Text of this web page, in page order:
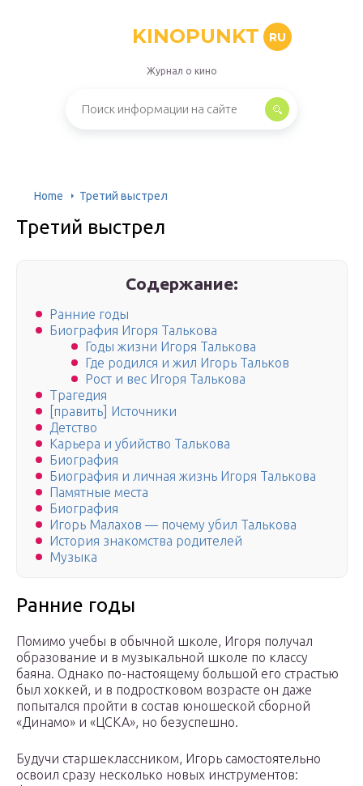
KINOPUNKT RU
Журнал о кино
Home Третий выстрел
Третий выстрел
Содержание:
Ранние годы
Биография Игоря Талькова
Годы жизни Игоря Талькова
Где родился и жил Игорь Тальков
Рост и вес Игоря Талькова
Трагедия
[править] Источники
Детство
Карьера и убийство Талькова
Биография
Биография и личная жизнь Игоря Талькова
Памятные места
Биография
Игорь Малахов — почему убил Талькова
История знакомства родителей
Музыка
Ранние годы
Помимо учебы в обычной школе, Игоря получал
образование и в музыкальной школе по классу
баяна. Однако по-настоящему большой его страстью
был хоккей, и в подростковом возрасте он даже
попытался пройти в состав юношеской сборной
«Динамо» и «ЦСКА», но безуспешно.
Будучи старшеклассником, Игорь самостоятельно
освоил сразу несколько новых инструментов: